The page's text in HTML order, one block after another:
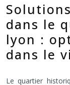
dans le
lyon :
dans le
Le quartier